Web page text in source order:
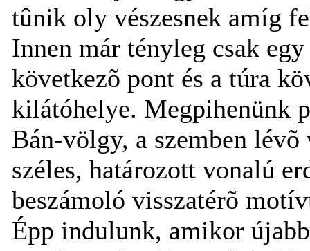
tûnik oly vészesnek amíg
Innen már tényleg csak
következõ pont és a túra
kilátóhelye. Megpihenünk
Bán-völgy, a szemben
széles, határozott vonalú
beszámoló visszatérõ
Épp indulunk, amikor